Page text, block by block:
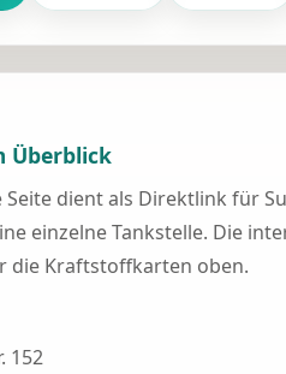
Überblick
Seite dient als Direktlink für
einzelne Tankstelle. Die
die Kraftstoffkarten oben.
152